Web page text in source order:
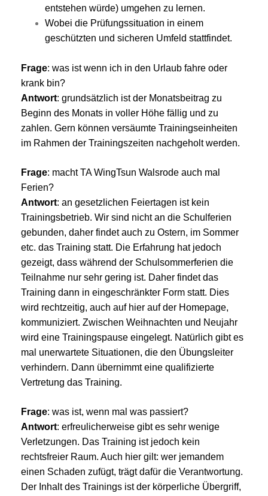
entstehen würde) umgehen zu lernen.
Wobei die Prüfungssituation in einem
geschützten und sicheren Umfeld stattfindet.
Frage: was ist wenn ich in den Urlaub fahre oder
krank bin?
Antwort: grundsätzlich ist der Monatsbeitrag zu
Beginn des Monats in voller Höhe fällig und zu
zahlen. Gern können versäumte Trainingseinheiten
im Rahmen der Trainingszeiten nachgeholt werden.
Frage: macht TA WingTsun Walsrode auch mal
Ferien?
Antwort: an gesetzlichen Feiertagen ist kein
Trainingsbetrieb. Wir sind nicht an die Schulferien
gebunden, daher findet auch zu Ostern, im Sommer
etc. das Training statt. Die Erfahrung hat jedoch
gezeigt, dass während der Schulsommerferien die
Teilnahme nur sehr gering ist. Daher findet das
Training dann in eingeschränkter Form statt. Dies
wird rechtzeitig, auch auf hier auf der Homepage,
kommuniziert. Zwischen Weihnachten und Neujahr
wird eine Trainingspause eingelegt. Natürlich gibt es
mal unerwartete Situationen, die den Übungsleiter
verhindern. Dann übernimmt eine qualifizierte
Vertretung das Training.
Frage: was ist, wenn mal was passiert?
Antwort: erfreulicherweise gibt es sehr wenige
Verletzungen. Das Training ist jedoch kein
rechtsfreier Raum. Auch hier gilt: wer jemandem
einen Schaden zufügt, trägt dafür die Verantwortung.
Der Inhalt des Trainings ist der körperliche Übergriff,